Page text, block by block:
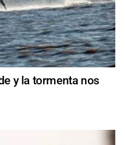
y la tormenta nos